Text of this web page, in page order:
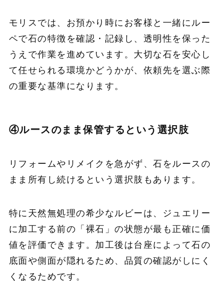
モリスでは、お預かり時にお客様と一緒にルー
ペで石の特徴を確認・記録し、透明性を保った
うえで作業を進めています。大切な石を安心し
て任せられる環境かどうかが、依頼先を選ぶ際
の重要な基準になります。
④ルースのまま保管するという選択肢
リフォームやリメイクを急がず、石をルースの
まま所有し続けるという選択肢もあります。
特に天然無処理の希少なルビーは、ジュエリー
に加工する前の「裸石」の状態が最も正確に価
値を評価できます。加工後は台座によって石の
底面や側面が隠れるため、品質の確認がしにく
くなるためです。